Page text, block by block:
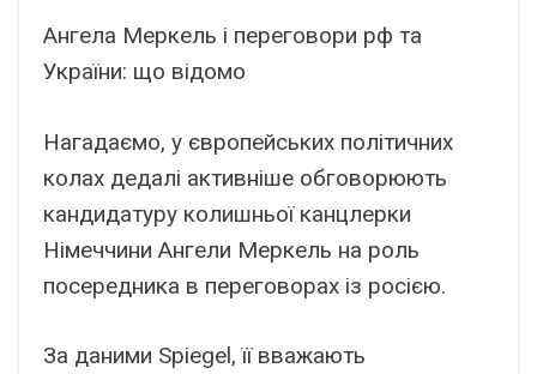
Ангела Меркель і переговори рф та
України: що відомо
Нагадаємо, у європейських політичних
колах дедалі активніше обговорюють
кандидатуру колишньої канцлерки
Німеччини Ангели Меркель на роль
посередника в переговорах із росією.
За даними Spiegel, її вважають